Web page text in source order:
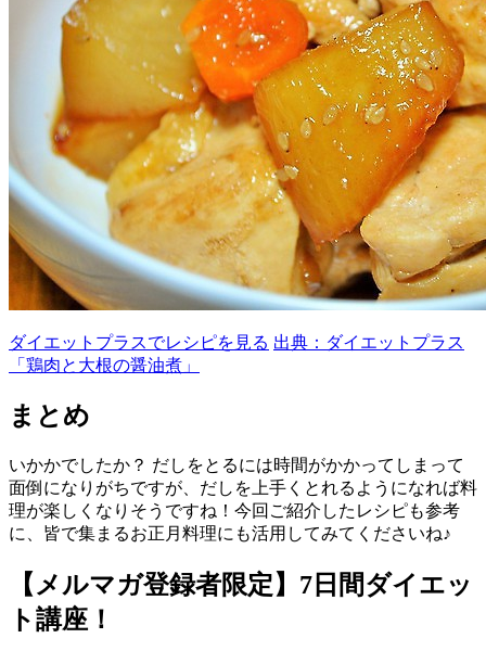
ダイエットプラスでレシピを見る 出典：ダイエットプラス
「鶏肉と大根の醤油煮」
まとめ
いかかでしたか？ だしをとるには時間がかかってしまって
面倒になりがちですが、だしを上手くとれるようになれば料
理が楽しくなりそうですね！今回ご紹介したレシピも参考
に、皆で集まるお正月料理にも活用してみてくださいね♪
【メルマガ登録者限定】7日間ダイエッ
ト講座！